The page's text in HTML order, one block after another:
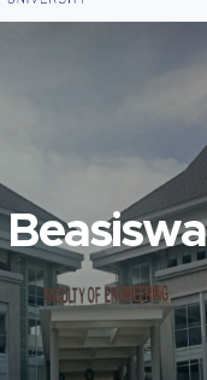
Beasiswa